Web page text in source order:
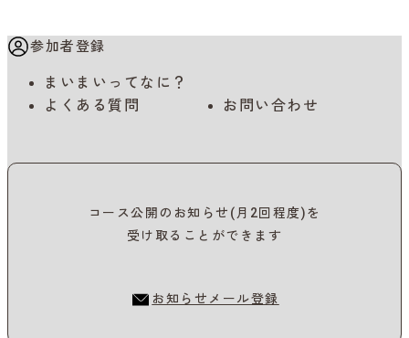
参加者登録
まいまいってなに？
よくある質問
お問い合わせ
コース公開のお知らせ(月2回程度)を
受け取ることができます
お知らせメール登録